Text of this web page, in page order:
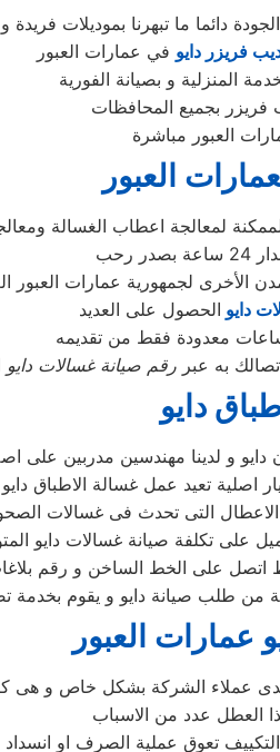
فريزر دايو
فريزر بجميع المحافظات
العبور
رحب
دايو الحصول على العديد
به عبر رقم صيانة غسالات دايو
دايو
و لدينا مهندسين مدربين على
على تكلفة صيانة غسالات دايو
اتصل على الخط الساخن و رقم
عمارات العبور
عملاء الشركة بشكل خاص و هى
العطل عدد من الاسباب
تعوق عملية الصرف او انسداد